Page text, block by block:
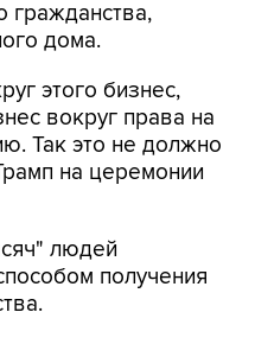
этого бизнес,
Так это не должно
на церемонии
людей
указ, также